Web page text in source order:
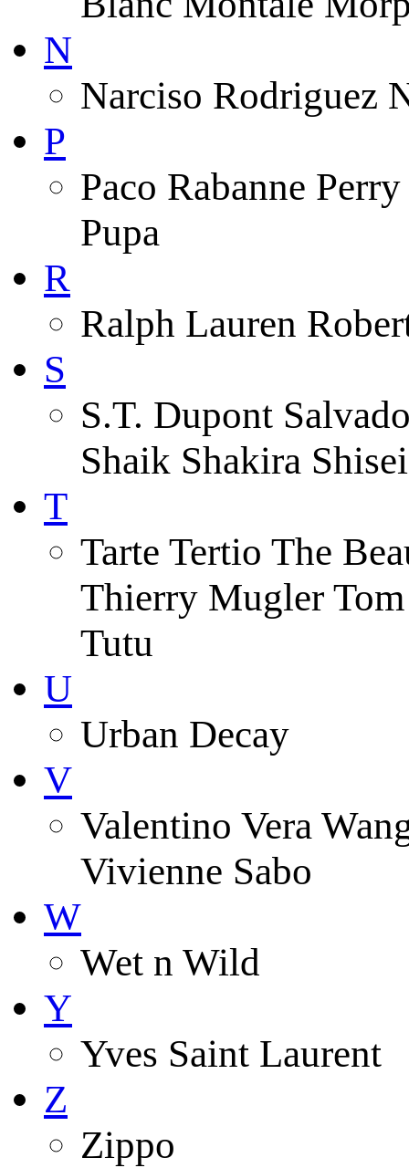
N
Narciso Rodriguez
P
Paco Rabanne
Pupa
R
Ralph Lauren
S
S.T. Dupont
Shaik Shakira
T
Tarte Tertio The
Thierry Mugler
Tutu
U
Urban Decay
V
Valentino Vera
Vivienne Sabo
W
Wet n Wild
Y
Yves Saint Laurent
Z
Zippo